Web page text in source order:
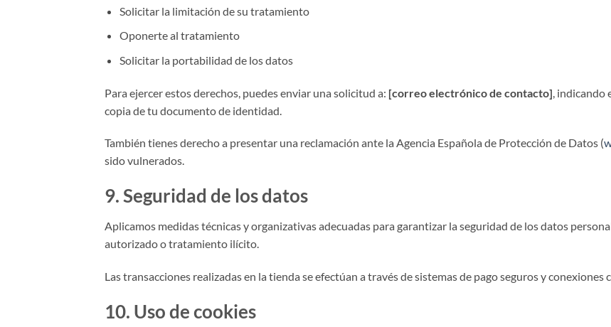
Solicitar la limitación de su tratamiento
Oponerte al tratamiento
Solicitar la portabilidad de los datos
Para ejercer estos derechos, puedes enviar una solicitud a: [correo electrónico de contacto] ,
copia de tu documento de identidad.
También tienes derecho a presentar una reclamación ante la Agencia Española de Protección de Datos (
sido vulnerados.
9. Seguridad de los datos
Aplicamos medidas técnicas y organizativas adecuadas para garantizar la seguridad de los datos
autorizado o tratamiento ilícito.
Las transacciones realizadas en la tienda se efectúan a través de sistemas de pago seguros y conexiones
10. Uso de cookies